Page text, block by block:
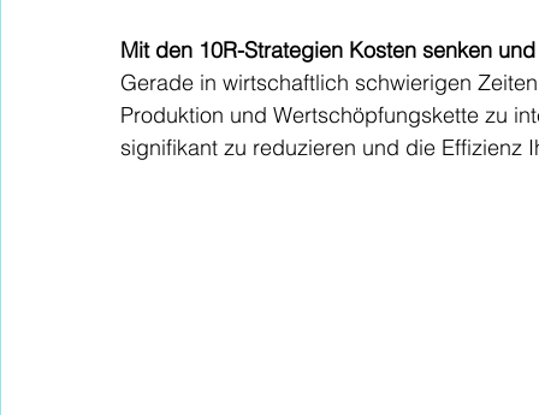
Mit den 10R-Strategien Kosten senken
Gerade in wirtschaftlich schwierigen
Produktion und Wertschöpfungskette zu
signifikant zu reduzieren und die Effizienz